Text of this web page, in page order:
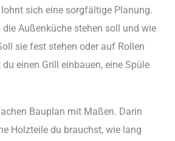
sich eine sorgfältige Planung.
die Außenküche stehen soll und wie
sie fest stehen oder auf Rollen
einen Grill einbauen, eine Spüle
Bauplan mit Maßen. Darin
Holzteile du brauchst, wie lang